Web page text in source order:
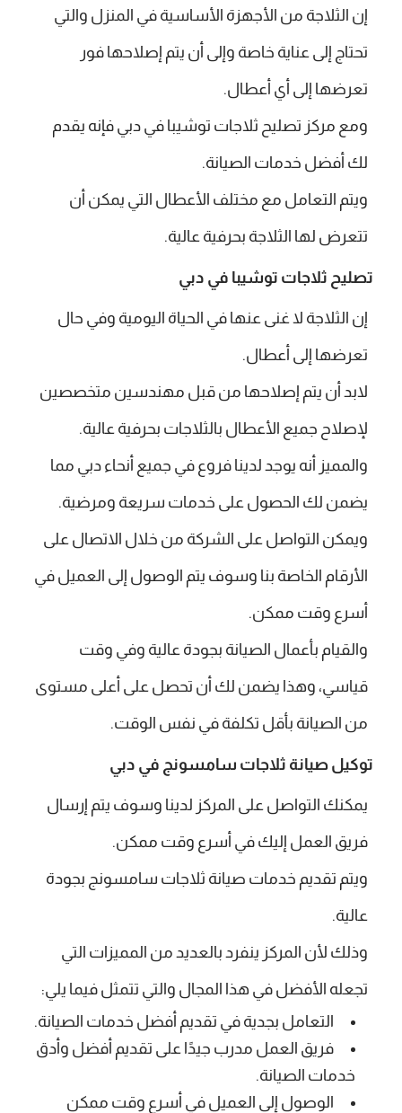
إن الثلاجة من الأجهزة الأساسية في المنزل والتي
تحتاج إلى عناية خاصة وإلى أن يتم إصلاحها فور
تعرضها إلى أي أعطال.
ومع مركز تصليح ثلاجات توشيبا في دبي فإنه يقدم
لك أفضل خدمات الصيانة.
ويتم التعامل مع مختلف الأعطال التي يمكن أن
تتعرض لها الثلاجة بحرفية عالية.
تصليح ثلاجات توشيبا في دبي
إن الثلاجة لا غنى عنها في الحياة اليومية وفي حال
تعرضها إلى أعطال.
لابد أن يتم إصلاحها من قبل مهندسين متخصصين
لإصلاح جميع الأعطال بالثلاجات بحرفية عالية.
والمميز أنه يوجد لدينا فروع في جميع أنحاء دبي مما
يضمن لك الحصول على خدمات سريعة ومرضية.
ويمكن التواصل على الشركة من خلال الاتصال على
الأرقام الخاصة بنا وسوف يتم الوصول إلى العميل في
أسرع وقت ممكن.
والقيام بأعمال الصيانة بجودة عالية وفي وقت
قياسي، وهذا يضمن لك أن تحصل على أعلى مستوى
من الصيانة بأقل تكلفة في نفس الوقت.
توكيل صيانة ثلاجات سامسونج في دبي
يمكنك التواصل على المركز لدينا وسوف يتم إرسال
فريق العمل إليك في أسرع وقت ممكن.
ويتم تقديم خدمات صيانة ثلاجات سامسونج بجودة
عالية.
وذلك لأن المركز ينفرد بالعديد من المميزات التي
تجعله الأفضل في هذا المجال والتي تتمثل فيما يلي:
التعامل بجدية في تقديم أفضل خدمات الصيانة.
فريق العمل مدرب جيدًا على تقديم أفضل وأدق
خدمات الصيانة.
الوصول إلى العميل في أسرع وقت ممكن